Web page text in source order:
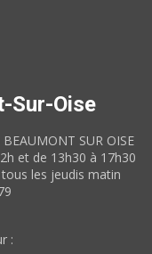
Sur-Oise
SUR OISE
et de 13h30 à 17h30
les jeudis matin
: